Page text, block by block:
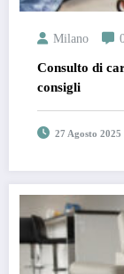
Milano
Consulto di
consigli
27 Agosto 2025